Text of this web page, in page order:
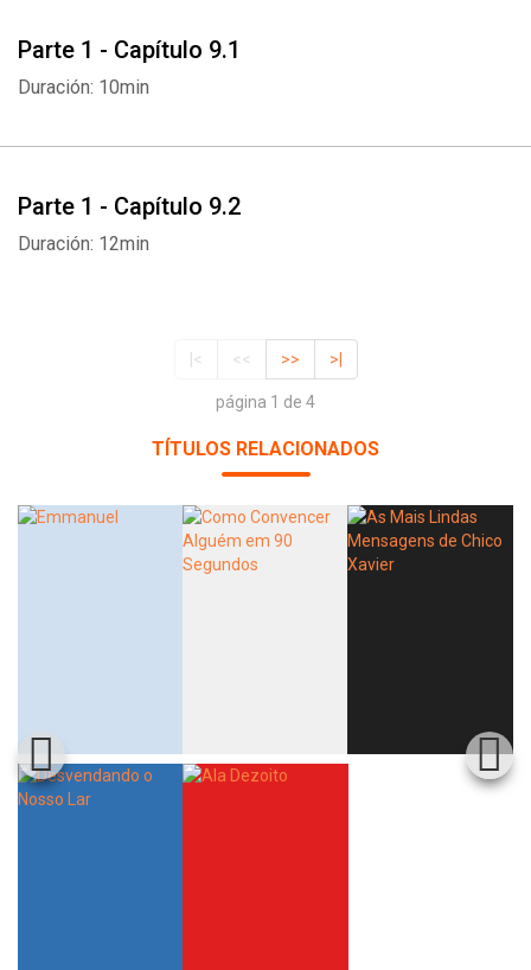
Parte 1 - Capítulo 9.1
Duración: 10min
Parte 1 - Capítulo 9.2
Duración: 12min
|< << >> >|
página 1 de 4
TÍTULOS RELACIONADOS